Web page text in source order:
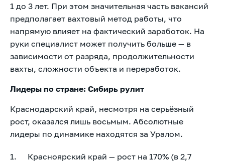
1 до 3 лет. При этом значительная часть вакансий
предполагает вахтовый метод работы, что
напрямую влияет на фактический заработок. На
руки специалист может получить больше — в
зависимости от разряда, продолжительности
вахты, сложности объекта и переработок.
Лидеры по стране: Сибирь рулит
Краснодарский край, несмотря на серьёзный
рост, оказался лишь восьмым. Абсолютные
лидеры по динамике находятся за Уралом.
Красноярский край — рост на 170% (в 2,7